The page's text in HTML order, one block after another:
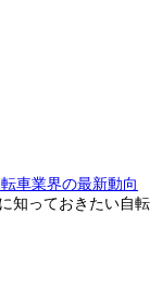
車業界の最新動向
知っておきたい自転